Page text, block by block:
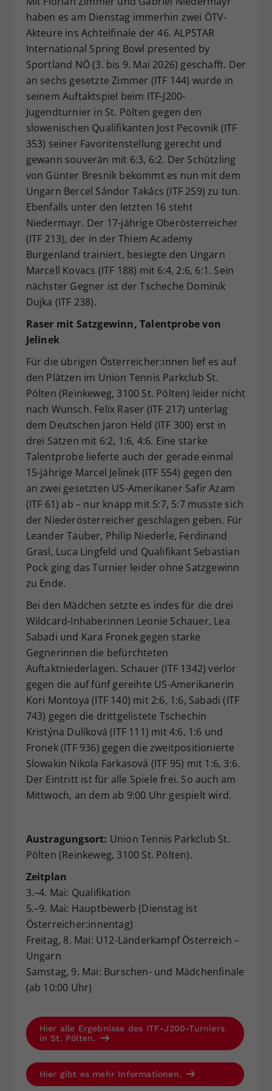
haben es am Dienstag immerhin zwei ÖTV-
Akteure ins Achtelfinale der 46. ALPSTAR
International Spring Bowl presented by
Sportland NÖ (3. bis 9. Mai 2026) geschafft. Der
an sechs gesetzte Zimmer (ITF 144) wurde in
seinem Auftaktspiel beim ITF-J200-
Jugendturnier in St. Pölten gegen den
slowenischen Qualifikanten Jost Pecovnik (ITF
353) seiner Favoritenstellung gerecht und
gewann souverän mit 6:3, 6:2. Der Schützling
von Günter Bresnik bekommt es nun mit dem
Ungarn Bercel Sándor Takács (ITF 259) zu tun.
Ebenfalls unter den letzten 16 steht
Niedermayr. Der 17-jährige Oberösterreicher
(ITF 213), der in der Thiem Academy
Burgenland trainiert, besiegte den Ungarn
Marcell Kovacs (ITF 188) mit 6:4, 2:6, 6:1. Sein
nächster Gegner ist der Tscheche Dominik
Dujka (ITF 238).
Raser mit Satzgewinn, Talentprobe von
Jelinek
Für die übrigen Österreicher:innen lief es auf
den Plätzen im Union Tennis Parkclub St.
Pölten (Reinkeweg, 3100 St. Pölten) leider nicht
nach Wunsch. Felix Raser (ITF 217) unterlag
dem Deutschen Jaron Held (ITF 300) erst in
drei Sätzen mit 6:2, 1:6, 4:6. Eine starke
Talentprobe lieferte auch der gerade einmal
15-jährige Marcel Jelinek (ITF 554) gegen den
an zwei gesetzten US-Amerikaner Safir Azam
(ITF 61) ab – nur knapp mit 5:7, 5:7 musste sich
der Niederösterreicher geschlagen geben. Für
Leander Tauber, Philip Niederle, Ferdinand
Grasl, Luca Lingfeld und Qualifikant Sebastian
Pock ging das Turnier leider ohne Satzgewinn
zu Ende.
Bei den Mädchen setzte es indes für die drei
Wildcard-Inhaberinnen Leonie Schauer, Lea
Sabadi und Kara Fronek gegen starke
Gegnerinnen die befürchteten
Auftaktniederlagen. Schauer (ITF 1342) verlor
gegen die auf fünf gereihte US-Amerikanerin
Kori Montoya (ITF 140) mit 2:6, 1:6, Sabadi (ITF
743) gegen die drittgelistete Tschechin
Kristýna Dulíková (ITF 111) mit 4:6, 1:6 und
Fronek (ITF 936) gegen die zweitpositionierte
Slowakin Nikola Farkasová (ITF 95) mit 1:6, 3:6.
Der Eintritt ist für alle Spiele frei. So auch am
Mittwoch, an dem ab 9:00 Uhr gespielt wird.
Austragungsort: Union Tennis Parkclub St.
Pölten (Reinkeweg, 3100 St. Pölten).
Zeitplan
3.–4. Mai: Qualifikation
5.–9. Mai: Hauptbewerb (Dienstag ist
Österreicher:innentag)
Freitag, 8. Mai: U12-Länderkampf Österreich –
Ungarn
Samstag, 9. Mai: Burschen- und Mädchenfinale
(ab 10:00 Uhr)
Hier alle Ergebnisse des ITF-J200-Turniers
in St. Pölten.
Hier gibt es mehr Informationen.
Zweck
Dieser Wert speichert Ihre Consent-
Einstellungen. Unter anderem eine
historische Speicherung Ihrer
vorgenommen Einstellungen, falls der
Webseiten-Betreiber dies eingestellt
hat.